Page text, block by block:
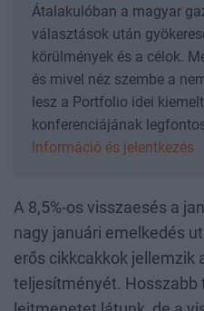
Átalakulóban a magyar
választások után
körülmények és a célok.
és mivel néz szembe a
lesz a Portfolio idei
konferenciájának
Információ és jelentkezés
A 8,5%-os visszaesés a
nagy januári emelkedés
erős cikkcakkok jellemzik
teljesítményét. Hosszabb